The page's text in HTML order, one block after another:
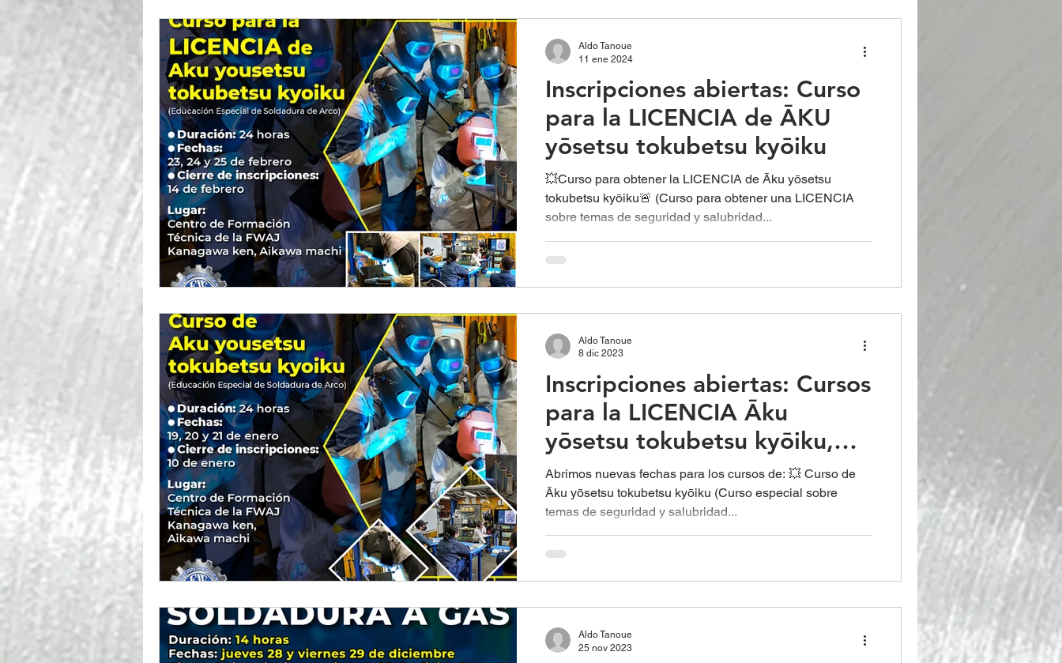
Inscripciones abiertas: Curso
para la LICENCIA de ĀKU
yōsetsu tokubetsu kyōiku
💥Curso para obtener la LICENCIA de Āku yōsetsu
tokubetsu kyōiku🚨 (Curso para obtener una LICENCIA
sobre temas de seguridad y salubridad...
Aldo Tanoue
11 ene 2024
Inscripciones abiertas: Cursos
para la LICENCIA Āku
yōsetsu tokubetsu kyōiku,
TIG y Semiautomática
Abrimos nuevas fechas para los cursos de: 💥 Curso de
Āku yōsetsu tokubetsu kyōiku (Curso especial sobre
temas de seguridad y salubridad...
Aldo Tanoue
8 dic 2023
Aldo Tanoue
25 nov 2023